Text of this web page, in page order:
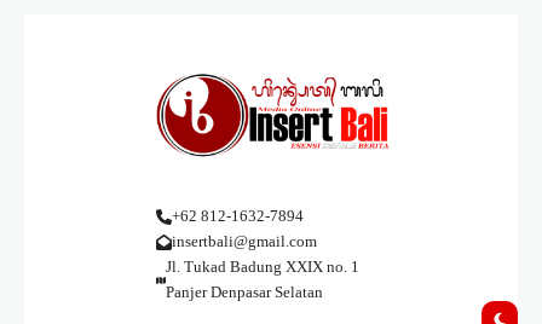
+62 812-1632-7894
insertbali@gmail.com
Jl. Tukad Badung XXIX no. 1
Panjer Denpasar Selatan